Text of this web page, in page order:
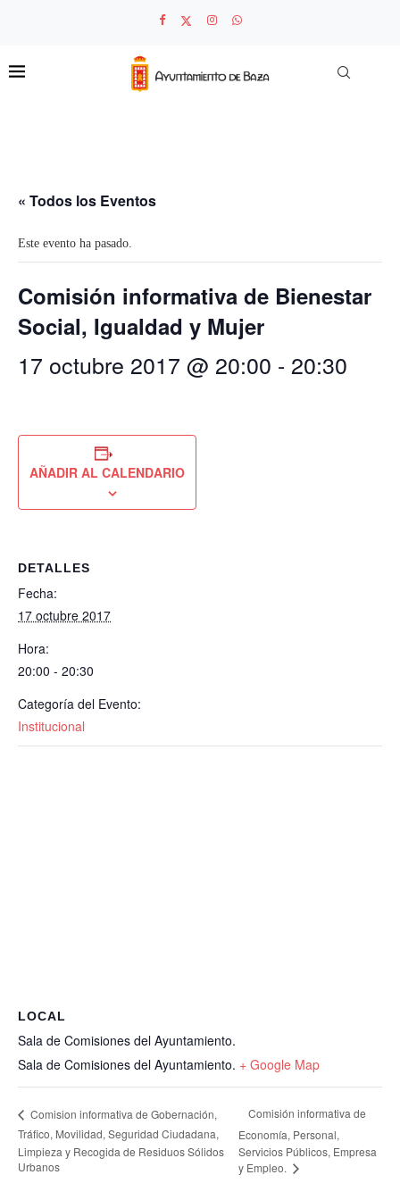
« Todos los Eventos
Este evento ha pasado.
Comisión informativa de Bienestar
Social, Igualdad y Mujer
17 octubre 2017 @ 20:00 - 20:30
AÑADIR AL CALENDARIO
DETALLES
Fecha:
17 octubre 2017
Hora:
20:00 - 20:30
Categoría del Evento:
Institucional
LOCAL
Sala de Comisiones del Ayuntamiento.
Sala de Comisiones del Ayuntamiento. + Google Map
Comision informativa de Gobernación,
Tráfico, Movilidad, Seguridad Ciudadana,
Limpieza y Recogida de Residuos Sólidos
Urbanos
Comisión informativa de
Economía, Personal,
Servicios Públicos, Empresa
y Empleo.